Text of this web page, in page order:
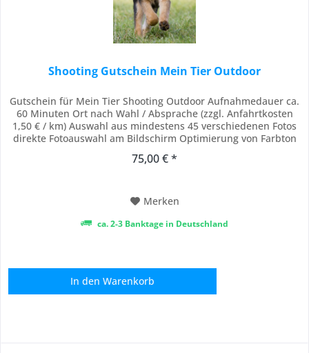
Shooting Gutschein Mein Tier Outdoor
Gutschein für Mein Tier Shooting Outdoor Aufnahmedauer ca.
60 Minuten Ort nach Wahl / Absprache (zzgl. Anfahrtkosten
1,50 € / km) Auswahl aus mindestens 45 verschiedenen Fotos
direkte Fotoauswahl am Bildschirm Optimierung von Farbton
Galerie Lieblings-Foto als Abzug in 15x20 und als Bilddatei der
75,00 € *
Merken
ca. 2-3 Banktage in Deutschland
In den Warenkorb